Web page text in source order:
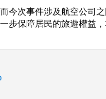
今次事件涉及航空公司
步保障居民的旅遊權益